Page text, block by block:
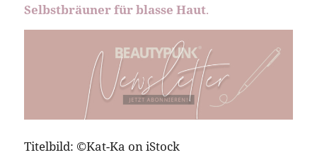
Selbstbräuner für blasse Haut.
Titelbild: ©Kat-Ka on iStock